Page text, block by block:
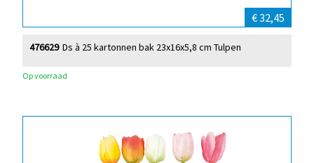
€ 32,45
Ds à 25 kartonnen bak 23x16x5,8 cm Tulpen
476629
Op voorraad